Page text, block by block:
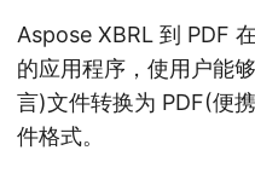
Aspose XBRL 到 PDF
的应用程序，使用户能
言)文件转换为 PDF(便
件格式。